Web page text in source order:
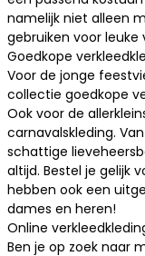
namelijk niet alleen
gebruiken voor
Goedkope
Voor de jonge
collectie goedkope
Ook voor de
carnavalskleding.
schattige
altijd. Bestel je gelijk
hebben ook een
dames en heren!
Online
Ben je op zoek naar